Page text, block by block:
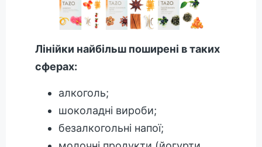
Лінійки найбільш поширені в таких
сферах:
алкоголь;
шоколадні вироби;
безалкогольні напої;